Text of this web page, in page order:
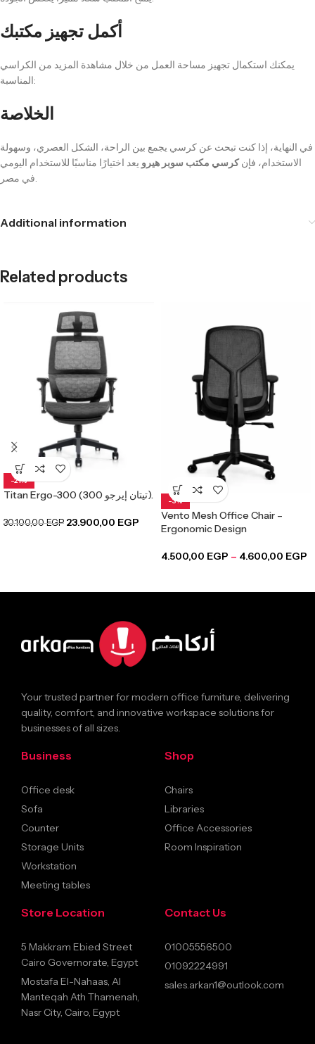
أكمل تجهيز مكتبك
يمكنك استكمال تجهيز مساحة العمل من خلال مشاهدة المزيد من الكراسي
المناسبة:
الخلاصة
في النهاية، إذا كنت تبحث عن كرسي يجمع بين الراحة، الشكل العصري، وسهولة
الاستخدام، فإنكرسي مكتب سوبر هيرو يعد اختيارًا مناسبًا للاستخدام اليومي
في مصر.
Additional information
Related products
-21%
Titan Ergo-300 (تيتان إيرجو 300).
30.100,00EGP 23.900,00 EGP
-3%
Vento Mesh Office Chair –
Ergonomic Design
4.500,00 EGP – 4.600,00 EGP
Your trusted partner for modern office furniture, delivering
quality, comfort, and innovative workspace solutions for
businesses of all sizes.
Business
Office desk
Sofa
Counter
Storage Units
Workstation
Meeting tables
Shop
Chairs
Libraries
Office Accessories
Room Inspiration
Store Location
5 Makkram Ebied Street
Cairo Governorate, Egypt
Mostafa El-Nahaas, Al
Manteqah Ath Thamenah,
Nasr City, Cairo, Egypt
Contact Us
01005556500
01092224991
sales.arkan1@outlook.com